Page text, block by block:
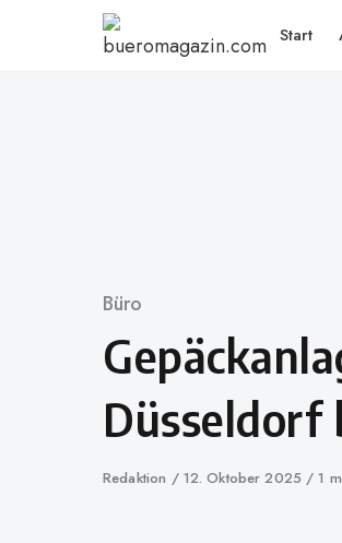
Start
Category
Büro
Author
Redaktion
Published
12. Oktober 2025 1